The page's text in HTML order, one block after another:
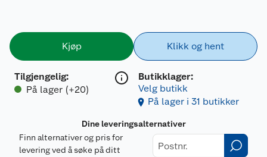
Kjøp
Tilgjengelig:
På lager (+20)
Klikk og hent
Butikklager:
Velg butikk
På lager i 31 butikker
Dine leveringsalternativer
Finn alternativer og pris for
levering ved å søke på ditt